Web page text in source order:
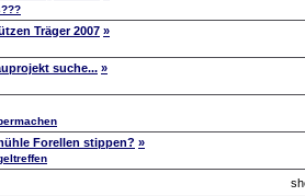
Träger 2007 »
suche... »
Forellen stippen? »